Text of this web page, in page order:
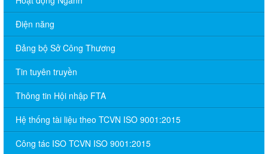
Điện năng
Đảng bộ Sở Công Thương
Tin tuyên truyền
Thông tin Hội nhập FTA
Hệ thống tài liệu theo TCVN ISO 9001:2015
Công tác ISO TCVN ISO 9001:2015